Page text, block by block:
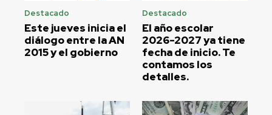
Destacado
Este jueves inicia el
diálogo entre la AN
2015 y el gobierno
Destacado
El año escolar
2026-2027 ya tiene
fecha de inicio. Te
contamos los
detalles.